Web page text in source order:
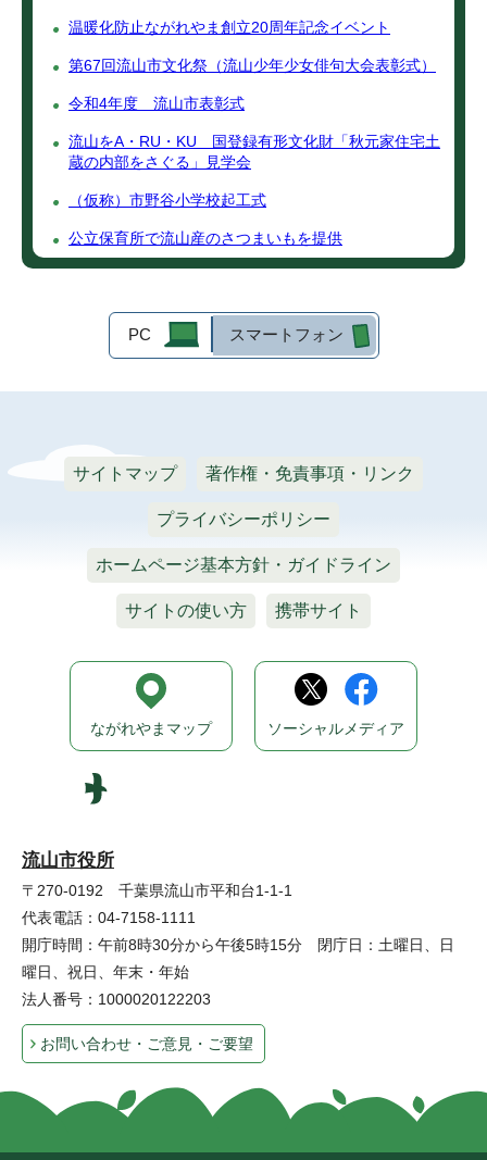
温暖化防止ながれやま創立20周年記念イベント
第67回流山市文化祭（流山少年少女俳句大会表彰式）
令和4年度 流山市表彰式
流山をA・RU・KU 国登録有形文化財「秋元家住宅土
蔵の内部をさぐる」見学会
（仮称）市野谷小学校起工式
公立保育所で流山産のさつまいもを提供
PC スマートフォン
サイトマップ 著作権・免責事項・リンク
プライバシーポリシー
ホームページ基本方針・ガイドライン
サイトの使い方 携帯サイト
流山市役所
〒270-0192 千葉県流山市平和台1-1-1
代表電話：04-7158-1111
開庁時間：午前8時30分から午後5時15分 閉庁日：土曜日、日
曜日、祝日、年末・年始
法人番号：1000020122203
お問い合わせ・ご意見・ご要望
ながれやまマップ ソーシャルメディア